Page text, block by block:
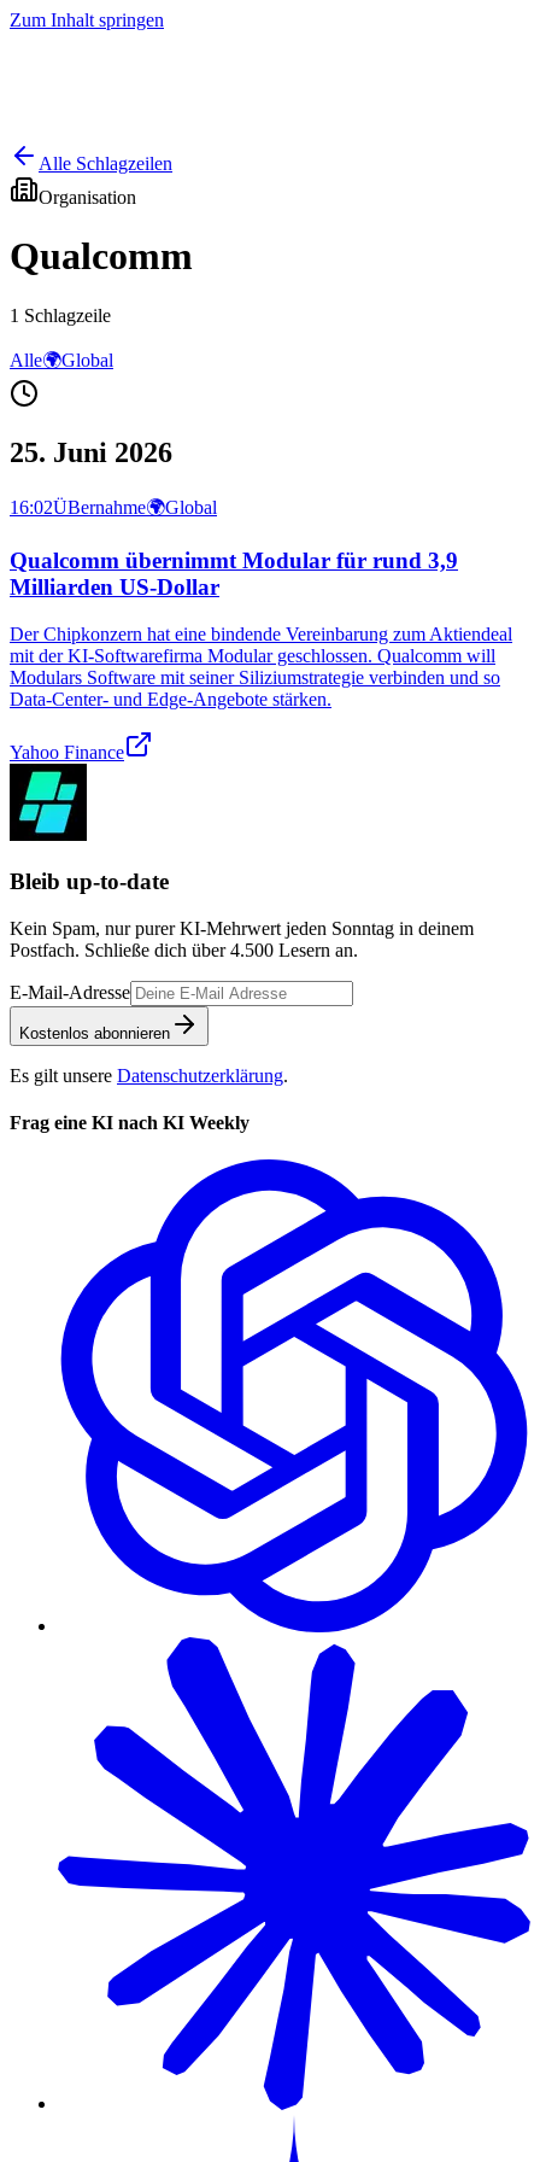
Zum Inhalt springen
Alle Schlagzeilen
Organisation
Qualcomm
1 Schlagzeile
Alle🌍Global
25. Juni 2026
16:02ÜBernahme🌍Global
Qualcomm übernimmt Modular für rund 3,9
Milliarden US-Dollar
Der Chipkonzern hat eine bindende Vereinbarung zum Aktiendeal
mit der KI-Softwarefirma Modular geschlossen. Qualcomm will
Modulars Software mit seiner Siliziumstrategie verbinden und so
Data-Center- und Edge-Angebote stärken.
Yahoo Finance
Bleib up-to-date
Kein Spam, nur purer KI-Mehrwert jeden Sonntag in deinem
Postfach. Schließe dich über4.500 Lesern an.
E-Mail-Adresse
Kostenlos abonnieren
Es gilt unsere Datenschutzerklärung.
Frag eine KI nach KI Weekly